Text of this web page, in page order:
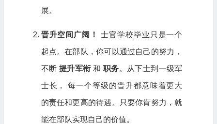
展。
晋升空间广阔！ 士官学校毕业只是一个
起点。在部队，你可以通过自己的努力，
不断 提升军衔 和 职务。从下士到一级军
士长， 每一个等级的晋升都意味着更大
的责任和更高的待遇。只要你肯努力，就
能在部队实现自己的价值。